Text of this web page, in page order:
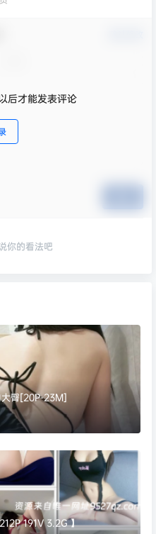
后才能发表评论
你的看法吧
大臀[20P-23M]
191V 3.2G 】